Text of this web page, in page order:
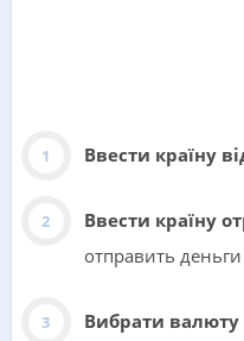
Ввести країну
Ввести країну
отправить деньги
Вибрати валюту